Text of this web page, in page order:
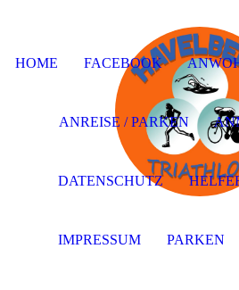
HOME FACEBOOK
ANREISE / PARKEN
DATENSCHUTZ
IMPRESSUM PARKEN